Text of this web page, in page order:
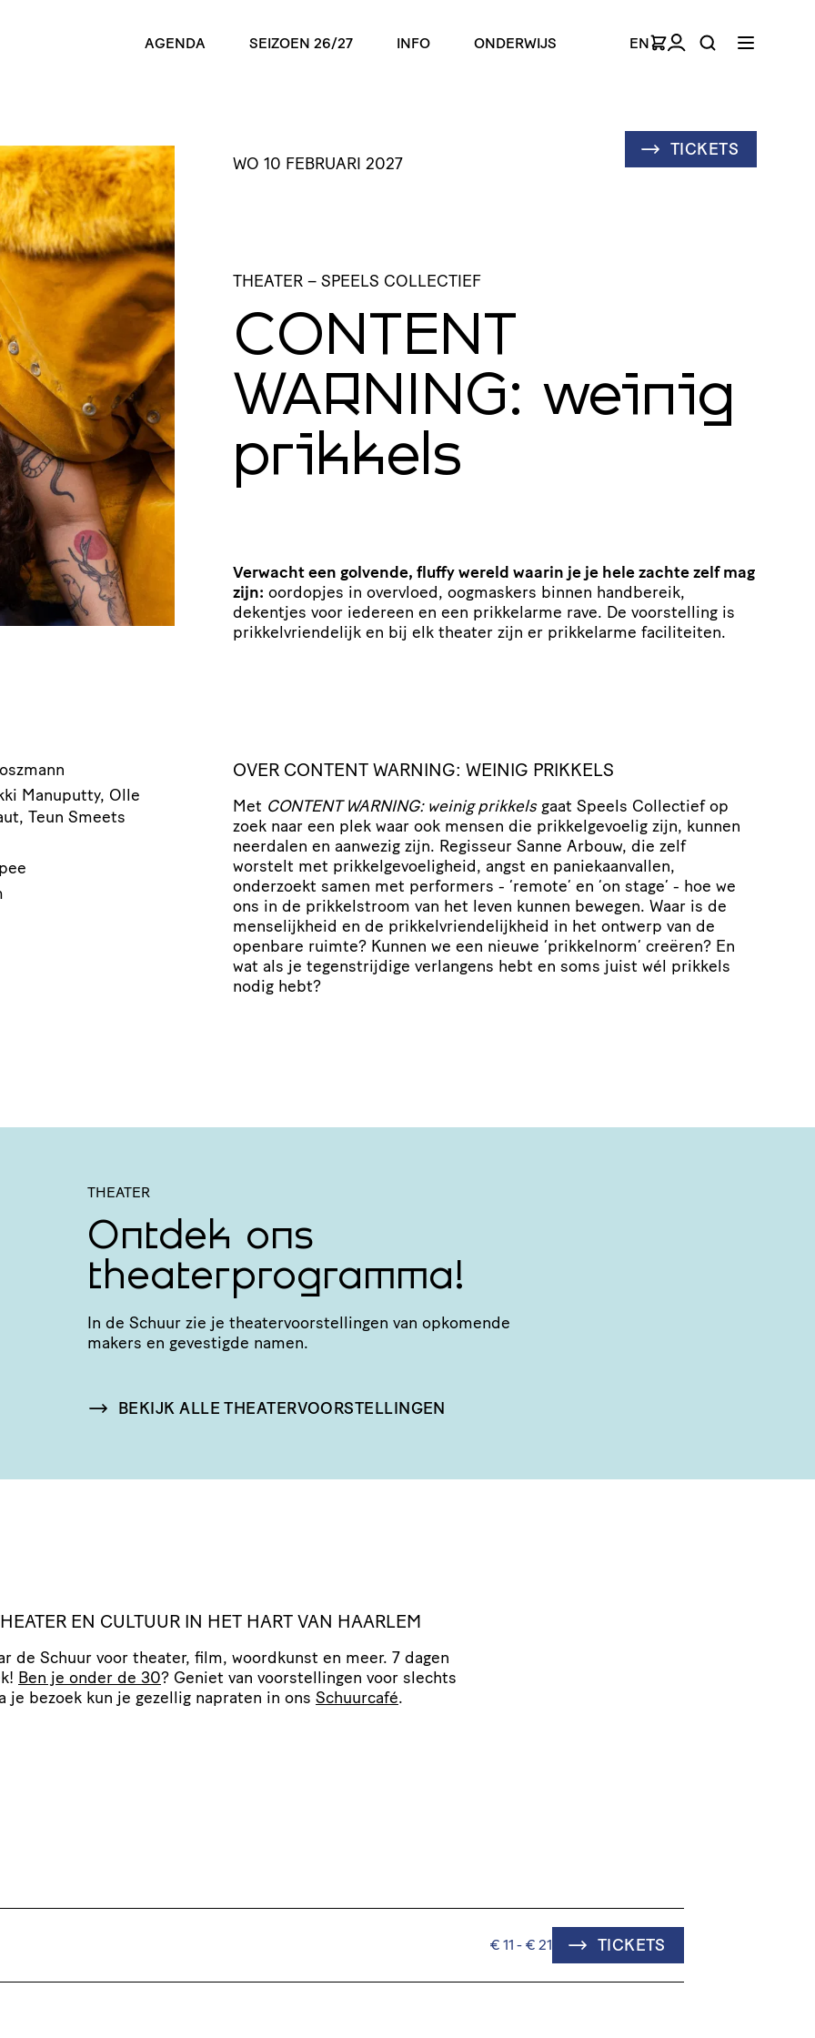
AGENDA SEIZOEN 26/27 INFO ONDERWIJS EN
TICKETS
WO 10 FEBRUARI 2027
THEATER – SPEELS COLLECTIEF
CONTENT
WARNING: weinig
prikkels
Verwacht een golvende, fluffy wereld waarin je je hele zachte zelf mag
zijn: oordopjes in overvloed, oogmaskers binnen handbereik,
dekentjes voor iedereen en een prikkelarme rave. De voorstelling is
prikkelvriendelijk en bij elk theater zijn er prikkelarme faciliteiten.
OVER CONTENT WARNING: WEINIG PRIKKELS
Met CONTENT WARNING: weinig prikkelsgaat Speels Collectief op
zoek naar een plek waar ook mensen die prikkelgevoelig zijn, kunnen
neerdalen en aanwezig zijn. Regisseur Sanne Arbouw, die zelf
worstelt met prikkelgevoeligheid, angst en paniekaanvallen,
onderzoekt samen met performers - ‘remote’ en ‘on stage’ - hoe we
ons in de prikkelstroom van het leven kunnen bewegen. Waar is de
menselijkheid en de prikkelvriendelijkheid in het ontwerp van de
openbare ruimte? Kunnen we een nieuwe ‘prikkelnorm’ creëren? En
wat als je tegenstrijdige verlangens hebt en soms juist wél prikkels
nodig hebt?
Manuputty, Olle
Teun Smeets
THEATER
Ontdek ons
theaterprogramma!
In de Schuur zie je thea­ter­voor­stel­lingen van opkomende
makers en gevestigde namen.
BEKIJK ALLE THEATERVOORSTELLINGEN
EN CULTUUR IN HET HART VAN HAARLEM
de Schuur voor theater, film, woordkunst en meer. 7 dagen
Ben je onder de 30? Geniet van voor­stel­lingen voor slechts
je bezoek kun je gezellig napraten in ons Schuurcafé.
€ 11 - € 21 TICKETS